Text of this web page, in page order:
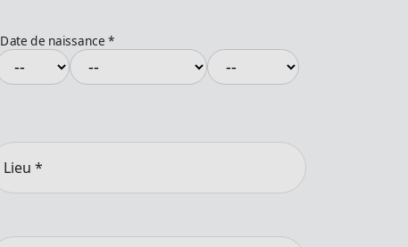
Date de naissance*
Lieu *